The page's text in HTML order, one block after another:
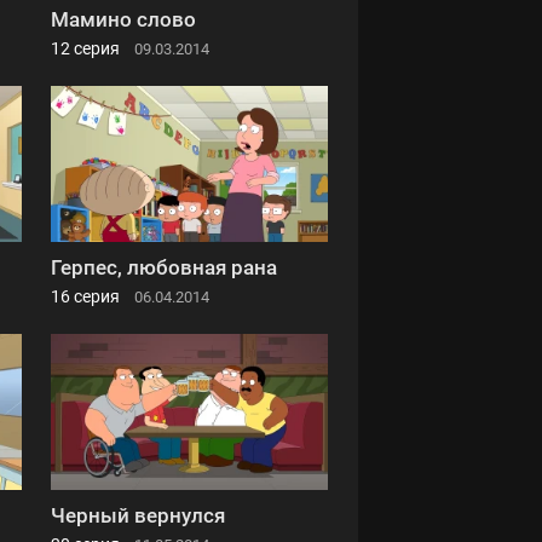
Мамино слово
12 серия 09.03.2014
Герпес, любовная рана
16 серия 06.04.2014
Черный вернулся